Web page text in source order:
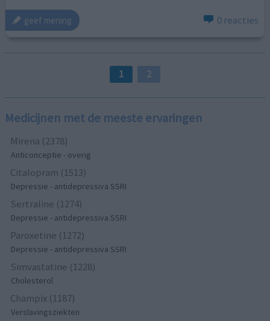
geef mening 0 reacties
1 2
Medicijnen met de meeste ervaringen
Mirena (2378)
Anticonceptie - overig
Citalopram (1513)
Depressie - antidepressiva SSRI
Sertraline (1274)
Depressie - antidepressiva SSRI
Paroxetine (1272)
Depressie - antidepressiva SSRI
Simvastatine (1228)
Cholesterol
Champix (1187)
Verslavingsziekten